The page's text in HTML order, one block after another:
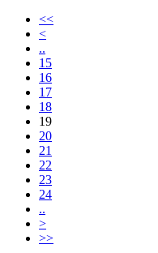
<<
<
..
15
16
17
18
19
20
21
22
23
24
..
>
>>